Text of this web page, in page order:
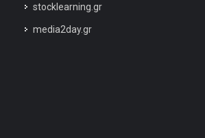
stocklearning.gr
media2day.gr